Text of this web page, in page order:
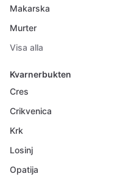
Makarska
Murter
Visa alla
Kvarnerbukten
Cres
Crikvenica
Krk
Losinj
Opatija